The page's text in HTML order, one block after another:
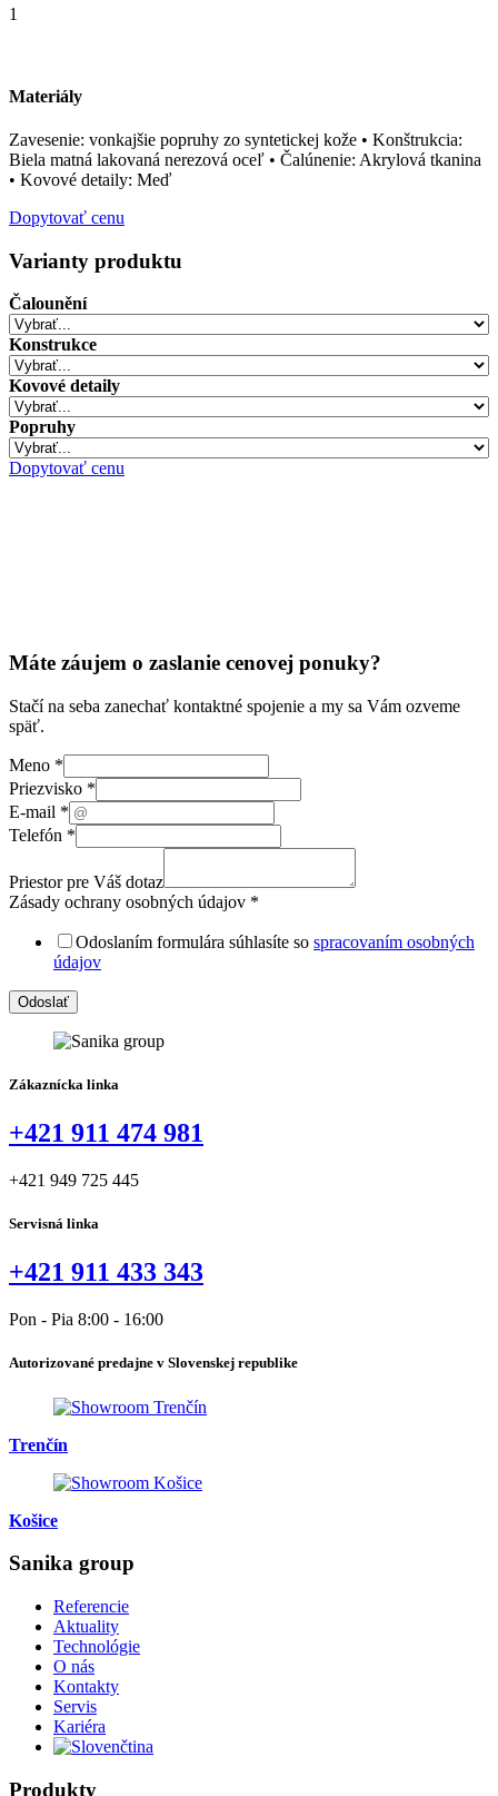
1
Materiály
Zavesenie: vonkajšie popruhy zo syntetickej kože • Konštrukcia:
Biela matná lakovaná nerezová oceľ • Čalúnenie: Akrylová tkanina
• Kovové detaily: Meď
Dopytovať cenu
Varianty produktu
Čalounění
Konstrukce
Kovové detaily
Popruhy
Dopytovať cenu
Máte záujem o zaslanie cenovej ponuky?
Stačí na seba zanechať kontaktné spojenie a my sa Vám ozveme
späť.
Meno *
Meno
Model
(content)
Priezvisko *
E-mail *
Telefón *
Priestor pre Váš dotaz
Zásady ochrany osobných údajov *
Odoslaním formulára súhlasíte so spracovaním osobných
údajov
Odoslať
Zákaznícka linka
+421 911 474 981
+421 949 725 445
Servisná linka
+421 911 433 343
Pon - Pia 8:00 - 16:00
Autorizované predajne v Slovenskej republike
Trenčín
Košice
Sanika group
Referencie
Aktuality
Technológie
O nás
Kontakty
Servis
Kariéra
Produkty